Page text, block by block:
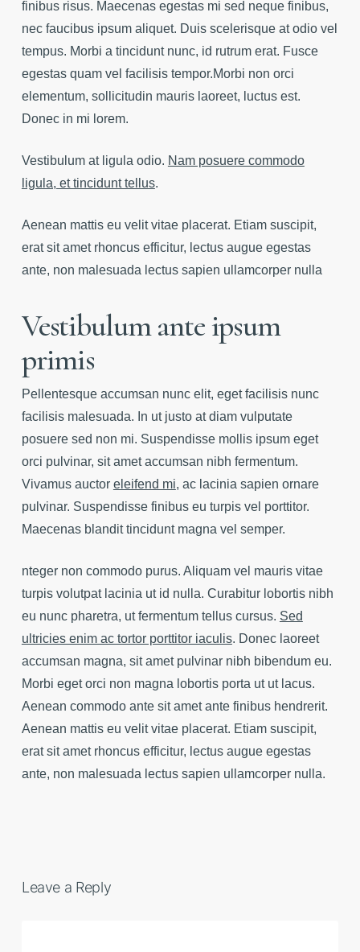
finibus risus. Maecenas egestas mi sed neque finibus,
nec faucibus ipsum aliquet. Duis scelerisque at odio vel
tempus. Morbi a tincidunt nunc, id rutrum erat. Fusce
egestas quam vel facilisis tempor.Morbi non orci
elementum, sollicitudin mauris laoreet, luctus est.
Donec in mi lorem.
Vestibulum at ligula odio. Nam posuere commodo
ligula, et tincidunt tellus.
Aenean mattis eu velit vitae placerat. Etiam suscipit,
erat sit amet rhoncus efficitur, lectus augue egestas
ante, non malesuada lectus sapien ullamcorper nulla
Vestibulum ante ipsum
primis
Pellentesque accumsan nunc elit, eget facilisis nunc
facilisis malesuada. In ut justo at diam vulputate
posuere sed non mi. Suspendisse mollis ipsum eget
orci pulvinar, sit amet accumsan nibh fermentum.
Vivamus auctor eleifend mi, ac lacinia sapien ornare
pulvinar. Suspendisse finibus eu turpis vel porttitor.
Maecenas blandit tincidunt magna vel semper.
nteger non commodo purus. Aliquam vel mauris vitae
turpis volutpat lacinia ut id nulla. Curabitur lobortis nibh
eu nunc pharetra, ut fermentum tellus cursus. Sed
ultricies enim ac tortor porttitor iaculis. Donec laoreet
accumsan magna, sit amet pulvinar nibh bibendum eu.
Morbi eget orci non magna lobortis porta ut ut lacus.
Aenean commodo ante sit amet ante finibus hendrerit.
Aenean mattis eu velit vitae placerat. Etiam suscipit,
erat sit amet rhoncus efficitur, lectus augue egestas
ante, non malesuada lectus sapien ullamcorper nulla.
Leave a Reply